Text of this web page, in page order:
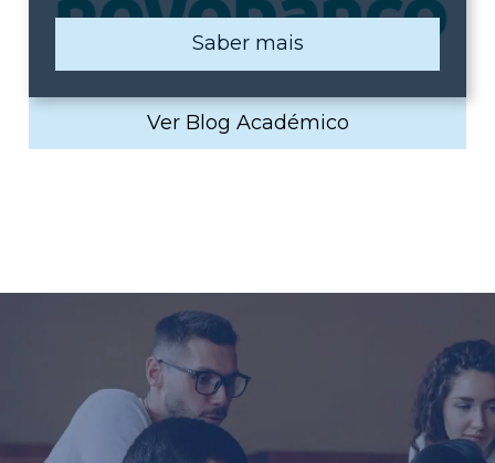
Saber mais
Ver Blog Académico